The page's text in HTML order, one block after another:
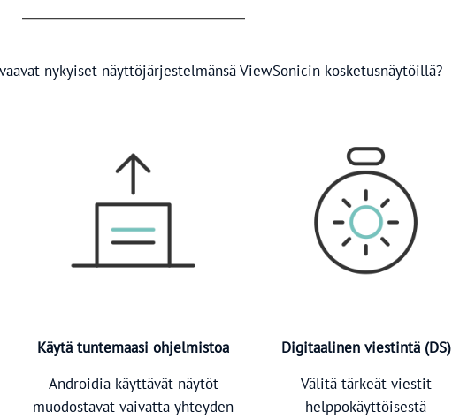
nykyiset näyttöjärjestelmänsä ViewSonicin kosketusnäytöillä?
Käytä tuntemaasi ohjelmistoa
Androidia käyttävät näytöt
muodostavat vaivatta yhteyden
Digitaalinen viestintä (DS)
Välitä tärkeät viestit
helppokäyttöisestä